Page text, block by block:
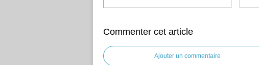
Commenter cet article
Ajouter un commentaire